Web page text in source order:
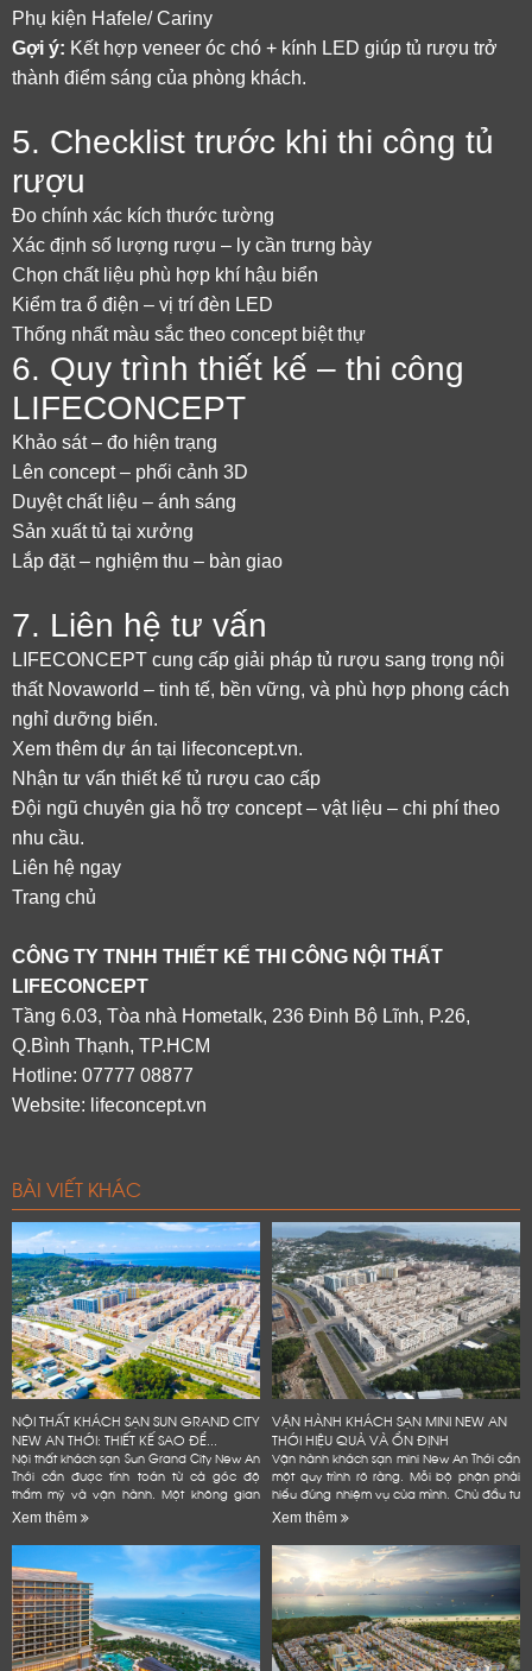
Phụ kiện Hafele/ Cariny
Gợi ý: Kết hợp veneer óc chó + kính LED giúp tủ rượu trở
thành điểm sáng của phòng khách.
5. Checklist trước khi thi công tủ
rượu
Đo chính xác kích thước tường
Xác định số lượng rượu – ly cần trưng bày
Chọn chất liệu phù hợp khí hậu biển
Kiểm tra ổ điện – vị trí đèn LED
Thống nhất màu sắc theo concept biệt thự
6. Quy trình thiết kế – thi công
LIFECONCEPT
Khảo sát – đo hiện trạng
Lên concept – phối cảnh 3D
Duyệt chất liệu – ánh sáng
Sản xuất tủ tại xưởng
Lắp đặt – nghiệm thu – bàn giao
7. Liên hệ tư vấn
LIFECONCEPT cung cấp giải pháp tủ rượu sang trọng nội
thất Novaworld – tinh tế, bền vững, và phù hợp phong cách
nghỉ dưỡng biển.
Xem thêm dự án tại lifeconcept.vn.
Nhận tư vấn thiết kế tủ rượu cao cấp
Đội ngũ chuyên gia hỗ trợ concept – vật liệu – chi phí theo
nhu cầu.
Liên hệ ngay
Trang chủ
CÔNG TY TNHH THIẾT KẾ THI CÔNG NỘI THẤT
LIFECONCEPT
Tầng 6.03, Tòa nhà Hometalk, 236 Đinh Bộ Lĩnh, P.26,
Q.Bình Thạnh, TP.HCM
Hotline: 07777 08877
Website: lifeconcept.vn
BÀI VIẾT KHÁC
NỘI THẤT KHÁCH SẠN SUN GRAND CITY
NEW AN THỚI: THIẾT KẾ SAO ĐỂ...
Nội thất khách sạn Sun Grand City New An
Thới cần được tính toán từ cả góc độ
thẩm mỹ và vận hành. Một không gian
đẹp có thể tạo ấn tượng ban đầu. Tuy
Xem thêm
VẬN HÀNH KHÁCH SẠN MINI NEW AN
THỚI HIỆU QUẢ VÀ ỔN ĐỊNH
Vận hành khách sạn mini New An Thới cần
một quy trình rõ ràng. Mỗi bộ phận phải
hiểu đúng nhiệm vụ của mình. Chủ đầu tư
cũng cần kiểm soát phòng, giá bán và
Xem thêm